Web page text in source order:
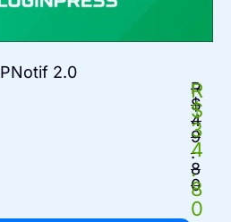
2.0
R
$
4
9
.
8
0
R
$
3
4
.
8
0